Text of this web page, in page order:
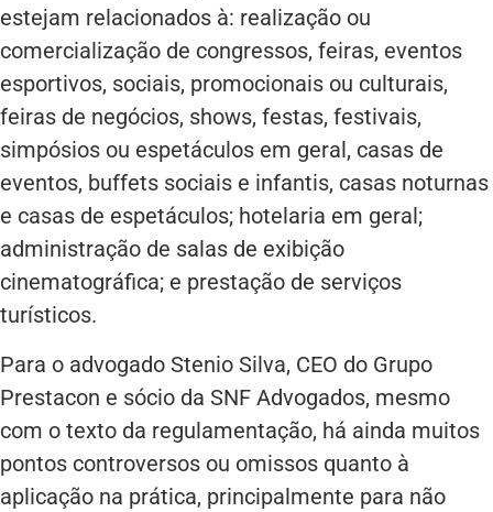
estejam relacionados à: realização ou
comercialização de congressos, feiras, eventos
esportivos, sociais, promocionais ou culturais,
feiras de negócios, shows, festas, festivais,
simpósios ou espetáculos em geral, casas de
eventos, buffets sociais e infantis, casas noturnas
e casas de espetáculos; hotelaria em geral;
administração de salas de exibição
cinematográfica; e prestação de serviços
turísticos.
Para o advogado Stenio Silva, CEO do Grupo
Prestacon e sócio da SNF Advogados, mesmo
com o texto da regulamentação, há ainda muitos
pontos controversos ou omissos quanto à
aplicação na prática, principalmente para não